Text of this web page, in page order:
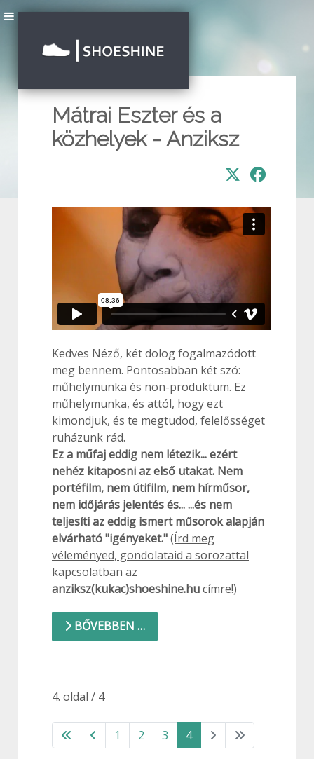
Mátrai Eszter és a
közhelyek - Anziksz
Kedves Néző, két dolog fogalmazódott
meg bennem. Pontosabban két szó:
műhelymunka és non-produktum. Ez
műhelymunka, és attól, hogy ezt
kimondjuk, és te megtudod, felelősséget
ruházunk rád.
Ez a műfaj eddig nem létezik... ezért
nehéz kitaposni az első utakat. Nem
portéfilm, nem útifilm, nem hírműsor,
nem időjárás jelentés és... ...és nem
teljesíti az eddig ismert műsorok alapján
elvárható "igényeket."(Írd meg
véleményed, gondolataid a sorozattal
kapcsolatban az
anziksz(kukac)shoeshine.hucímre!)
BŐVEBBEN …
4. oldal / 4
1 2 3 4